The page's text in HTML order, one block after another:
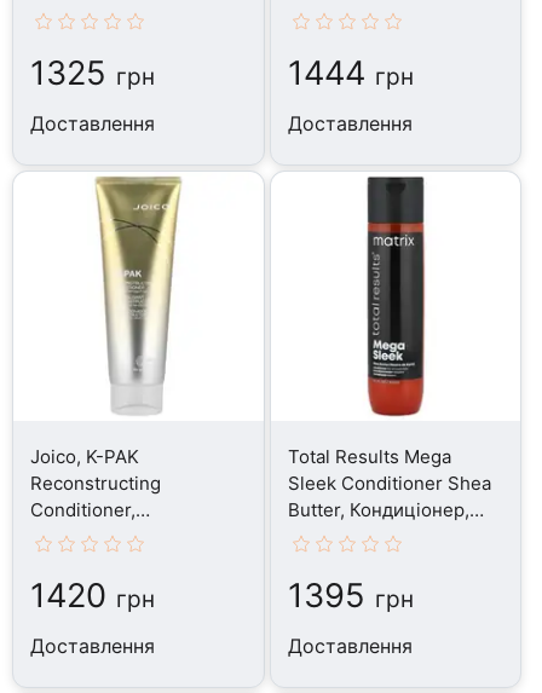
Кондиціонер, 250 мл
1325 грн
Доставлення
Кондиціонер, 250 мл
1444 грн
Доставлення
Joico, K-PAK
Reconstructing
Conditioner,
Кондиціонер, 250 мл
1420 грн
Доставлення
Total Results Mega
Sleek Conditioner Shea
Butter, Кондиціонер,
300 мл
1395 грн
Доставлення